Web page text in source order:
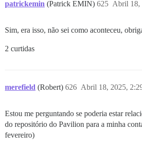
patrickemin (Patrick EMIN) Abril 18,
625
Sim, era isso, não sei como aconteceu,
2 curtidas
merefield (Robert) Abril 18, 2025,
626
Estou me perguntando se poderia estar
do repositório do Pavilion para a minha
fevereiro)